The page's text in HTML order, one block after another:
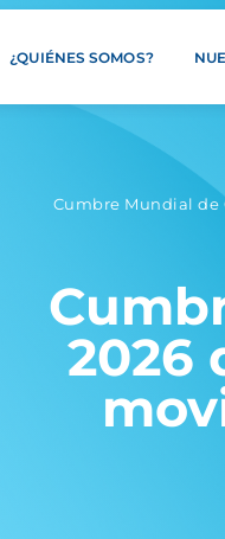
¿QUIÉNES SOMOS?
Cumbre Mundial de
2026